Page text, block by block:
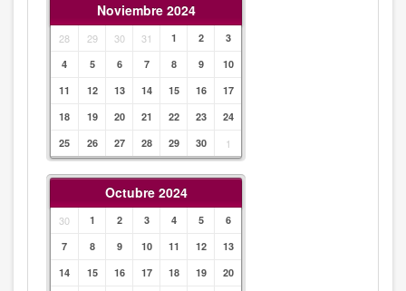
Noviembre 2024
28 29 30 31 1 2
3
4
5 6 7 8 9
10
11
12 13 14 15 16
17
18
19 20 21 22 23
24
25
26 27 28 29 30 1
Octubre 2024
30 1 2 3 4 5
6
7
8 9 10 11 12
13
14
15 16 17 18 19
20